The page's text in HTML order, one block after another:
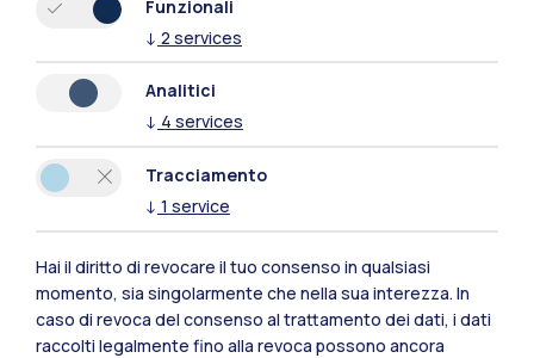
Naviga il sito
Contattaci
Funzionali
↓ 2 services
Analitici
↓ 4 services
Tracciamento
↓ 1 service
Hai il diritto di revocare il tuo consenso in qualsiasi
momento, sia singolarmente che nella sua interezza. In
caso di revoca del consenso al trattamento dei dati, i dati
raccolti legalmente fino alla revoca possono ancora